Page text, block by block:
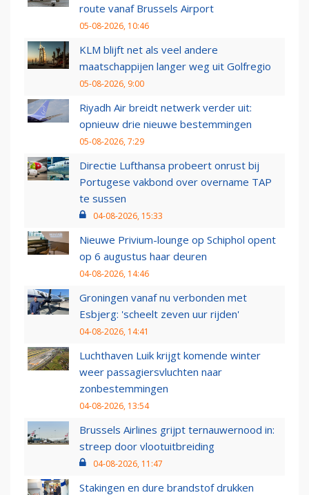
route vanaf Brussels Airport
05-08-2026, 10:46
KLM blijft net als veel andere
maatschappijen langer weg uit Golfregio
05-08-2026, 9:00
Riyadh Air breidt netwerk verder uit:
opnieuw drie nieuwe bestemmingen
05-08-2026, 7:29
Directie Lufthansa probeert onrust bij
Portugese vakbond over overname TAP
te sussen
04-08-2026, 15:33
Nieuwe Privium-lounge op Schiphol opent
op 6 augustus haar deuren
04-08-2026, 14:46
Groningen vanaf nu verbonden met
Esbjerg: 'scheelt zeven uur rijden'
04-08-2026, 14:41
Luchthaven Luik krijgt komende winter
weer passagiersvluchten naar
zonbestemmingen
04-08-2026, 13:54
Brussels Airlines grijpt ternauwernood in:
streep door vlootuitbreiding
04-08-2026, 11:47
Stakingen en dure brandstof drukken